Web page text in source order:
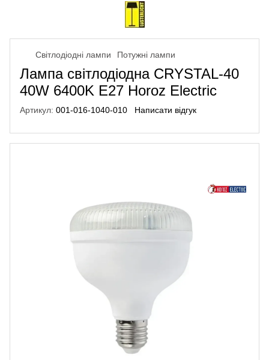
Світлодіодні лампи Потужні лампи
Лампа світлодіодна CRYSTAL-40
40W 6400K E27 Horoz Electric
Артикул: 001-016-1040-010 Написати відгук